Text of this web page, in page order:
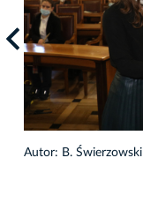
Autor: B. Świerzowski